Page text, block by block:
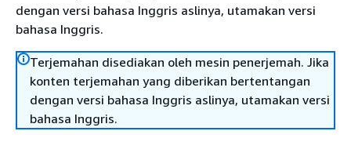
dengan versi bahasa Inggris aslinya, utamakan versi
bahasa Inggris.
Terjemahan disediakan oleh mesin penerjemah. Jika
konten terjemahan yang diberikan bertentangan
dengan versi bahasa Inggris aslinya, utamakan versi
bahasa Inggris.